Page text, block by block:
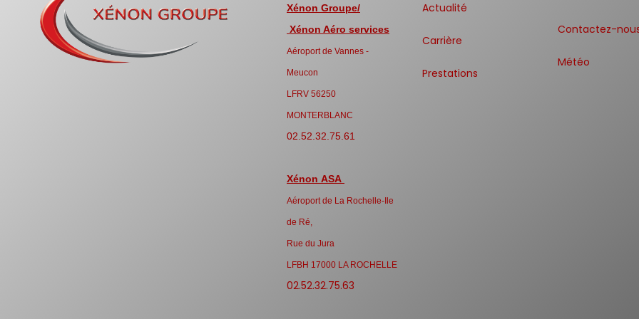
Xénon Groupe/
Xénon Aéro services
Aéroport de Vannes -
Meucon
LFRV 56250
MONTERBLANC
02.52.32.75.61
Xénon ASA
Aéroport de La Rochelle-Ile
de Ré,
Rue du Jura
LFBH 17000 LA ROCHELLE
02.52.32.75.63
Actualité
Carrière
Prestations
Contactez-
Météo